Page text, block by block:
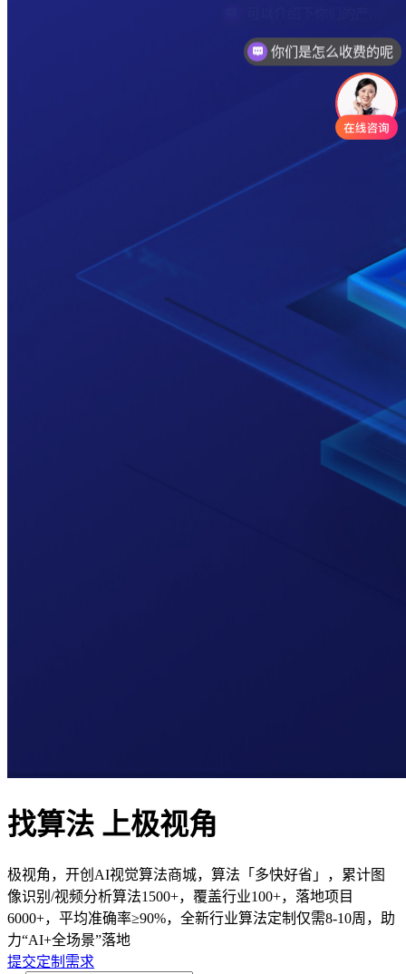
找算法 上极视角
极视角，开创AI视觉算法商城，算法「多快好省」，累计图
像识别/视频分析算法1500+，覆盖行业100+，落地项目
6000+，平均准确率≥90%，全新行业算法定制仅需8-10周，助
力“AI+全场景”落地
提交定制需求
你们是怎么收费的呢